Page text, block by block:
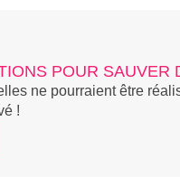
POUR SAUVER
ne pourraient être
!